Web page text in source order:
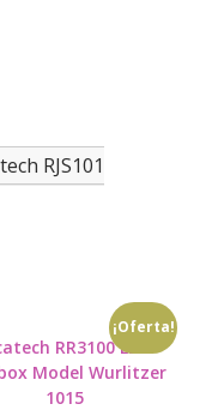
RJS101
¡Oferta!
RR3100 LED
Model Wurlitzer
1015